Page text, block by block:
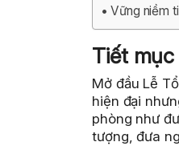
Vững niềm
Tiết
Mở đầu Lễ
hiện đại
phòng như
tượng, đưa